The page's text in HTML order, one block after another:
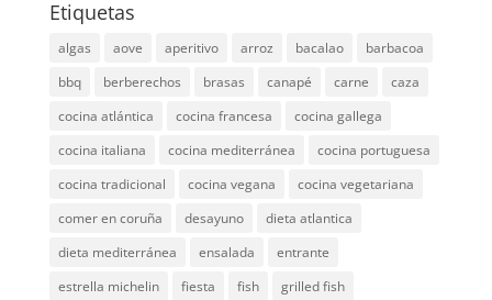
Etiquetas
algas aove aperitivo arroz bacalao
barbacoa
bbq
berberechos brasas canapé carne
caza
cocina atlántica
cocina francesa
cocina gallega
cocina italiana
cocina mediterránea
cocina portuguesa
cocina tradicional
cocina vegana
cocina vegetariana
comer en coruña
desayuno
dieta atlantica
dieta mediterránea
ensalada
entrante
estrella michelin
fiesta fish
grilled fish